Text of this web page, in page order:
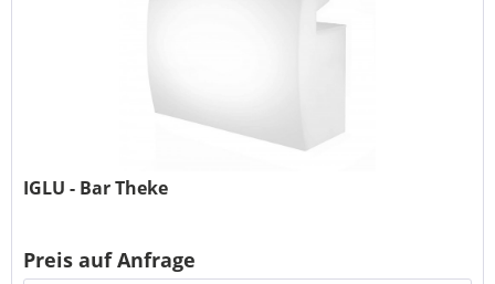
IGLU - Bar Theke
Preis auf Anfrage